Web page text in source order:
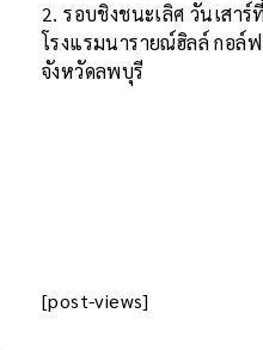
2. รอบชิงชนะเลิศ วันเส
โรงแรมนารายณ์ฮิลล์ กอล์
จังหวัดลพบุรี
[post-views]